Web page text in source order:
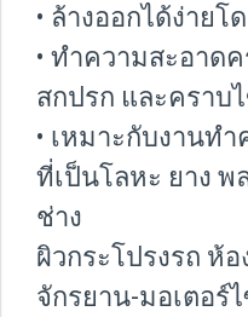
• ล้างออกได้ง่าย
• ทำความสะอาด
สกปรก และคราบ
• เหมาะกับงานท
ที่เป็นโลหะ ยาง พ
ช่าง
ผิวกระโปรงรถ ห้
จักรยาน-มอเตอร์